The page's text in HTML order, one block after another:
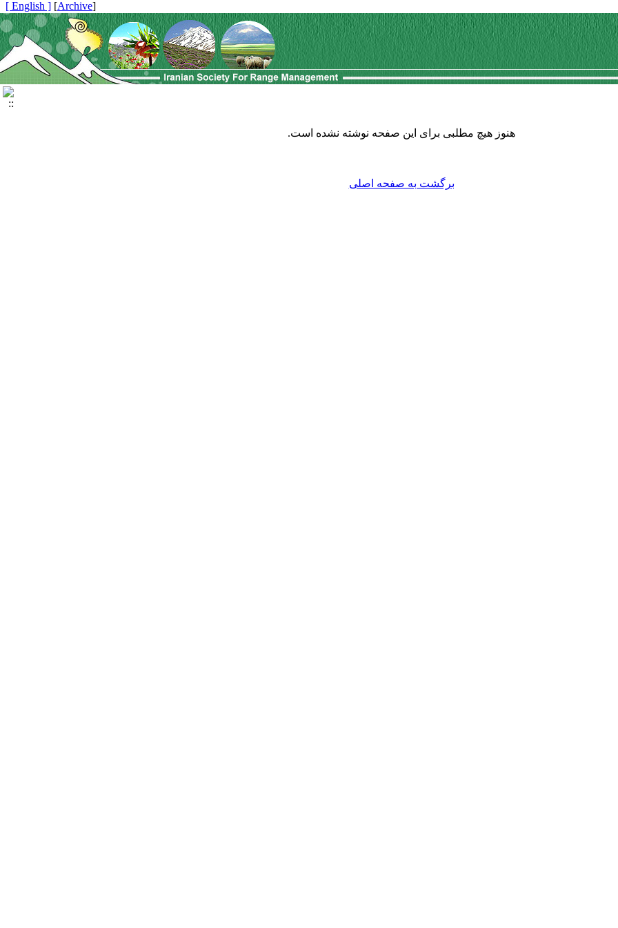
[
Archive
]
[ English ]
هنوز هیچ مطلبی برای این صفحه نوشته نشده است.
برگشت به صفحه اصلی